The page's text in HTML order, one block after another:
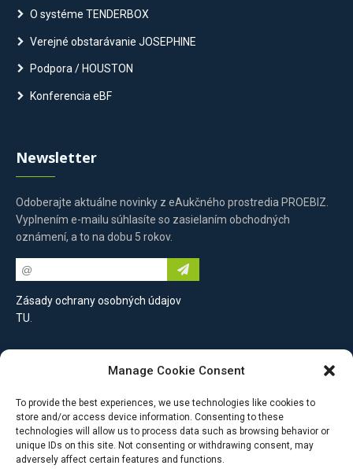
Manage Cookie Consent
To provide the best experiences, we use technologies like cookies to
store and/or access device information. Consenting to these
technologies will allow us to process data such as browsing behavior or
unique IDs on this site. Not consenting or withdrawing consent, may
adversely affect certain features and functions.
O systéme TENDERBOX
Verejné obstarávanie JOSEPHINE
Podpora / HOUSTON
Konferencia eBF
Newsletter
Odoberajte aktuálne novinky z eAukčného prostredia PROEBIZ.
Vyplnením e-mailu súhlasíte so zasielaním obchodných
oznámení, a to na dobu 5 rokov.
Zásady ochrany osobných údajov
TU
Kontaktujte nás
PROEBIZ s.r.o.
Šulekova 2,
Bratislava,
811 06, Slovenská republika